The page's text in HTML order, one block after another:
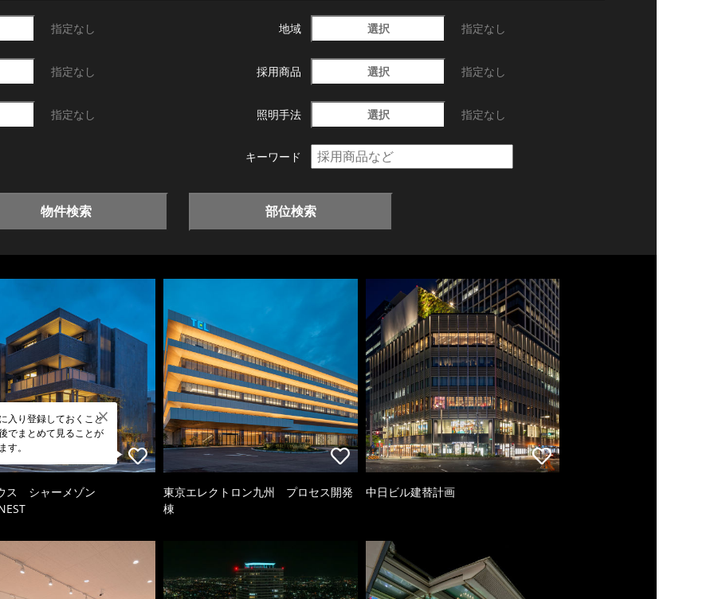
指定なし 地域 選択 指定なし
指定なし 採用商品 選択 指定なし
指定なし 照明手法 選択 指定なし
キーワード
物件検索 部位検索
入り登録しておくこと
でまとめて見ることが
す。
ス シャーメゾン
東京エレクトロン九州 プロセス開発
棟
中日ビル建替計画